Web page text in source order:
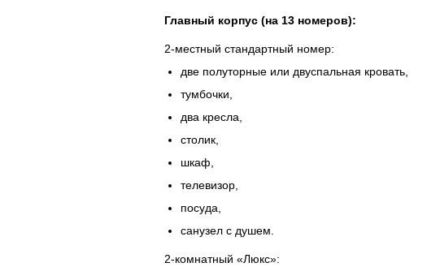
Главный корпус (на 13 номеров):
2-местный стандартный номер:
две полуторные или двуспальная кровать,
тумбочки,
два кресла,
столик,
шкаф,
телевизор,
посуда,
санузел с душем.
2-комнатный «Люкс»: